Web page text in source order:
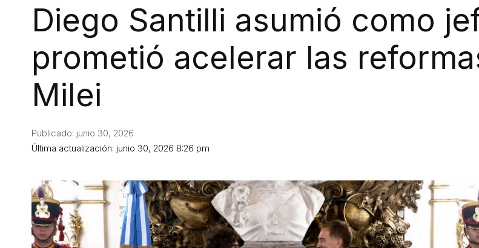
Diego Santilli asumió como
prometió acelerar las
Milei
Última actualización: junio 30, 2026 8:26 pm
Publicado: junio 30, 2026